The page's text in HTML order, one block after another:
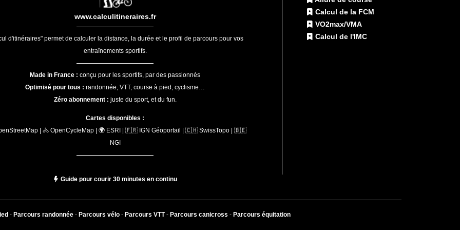
www.calculitineraires.fr
d'itinéraires" permet de calculer la distance, la durée et le profil de parcours pour vos
entraînements sportifs.
Made in France : conçu pour les sportifs, par des passionnés
Optimisé pour tous : randonnée, VTT, course à pied, cyclisme…
Zéro abonnement : juste du sport, et du fun.
Cartes disponibles :
| 🚴 OpenCycleMap | 🌍 ESRI | 🇫🇷 IGN Géoportail | 🇨🇭 SwissTopo | 🇧🇪
NGI
Guide pour courir 30 minutes en continu
Calcul de la FCM
VO2max/VMA
Calcul de l'IMC
- Parcours randonnée- Parcours vélo- Parcours VTT- Parcours canicross - Parcours équitation